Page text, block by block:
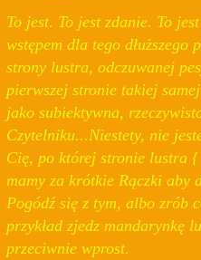
To jest. To jest zdanie. To
wstępem dla tego
strony lustra, odczuwanej
pierwszej stronie takiej
jako subiektywna,
Czytelniku...Niestety, nie
Cię, po której stronie lustra
mamy za krótkie Rączki aby
Pogódź się z tym, albo zrób
przykład zjedz mandarynkę
przeciwnie wprost.